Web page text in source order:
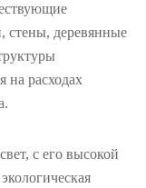
стены, деревянные
на расходах
с его высокой